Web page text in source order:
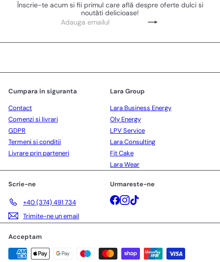
Înscrie-te acum si fii primul care află despre oferte dulci si
noutăti delicioase!
Adauga
Cumpara in siguranta
Contact
Comenzi si livrari
GDPR
Termeni si conditii
Livrare prin parteneri
Lara Group
Lara Business Energy
Oly Energy
LPV Service
Lara Consulting
Fit Cake
Lara Wear
Scrie-ne
+40 (374) 491 734
Trimite-ne un email
Urmareste-ne
Facebook
Instagram
Acceptam